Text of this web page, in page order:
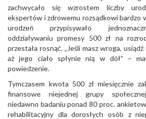
zachwycało się wzrostem liczby
ekspertów i zdrowemu rozsądkowi bardzo
urodzeń przypisywało
oddziaływaniu promesy 500 zł na
przestała rosnąć. „Jeśli masz wroga,
aż jego ciało spłynie nią w dół” –
powiedzenie.
Tymczasem kwota 500 zł miesięcznie
finansowe niejednej grupy
niedawno badaniu ponad 80 proc.
rehabilitacyjny dla dorosłych osób z